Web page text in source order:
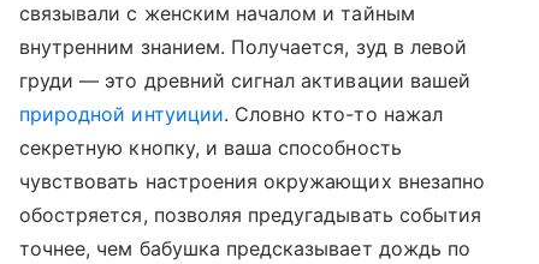
связывали с женским началом и тайным
внутренним знанием. Получается, зуд в левой
груди — это древний сигнал активации вашей
природной интуиции. Словно кто-то нажал
секретную кнопку, и ваша способность
чувствовать настроения окружающих внезапно
обостряется, позволяя предугадывать события
точнее, чем бабушка предсказывает дождь по